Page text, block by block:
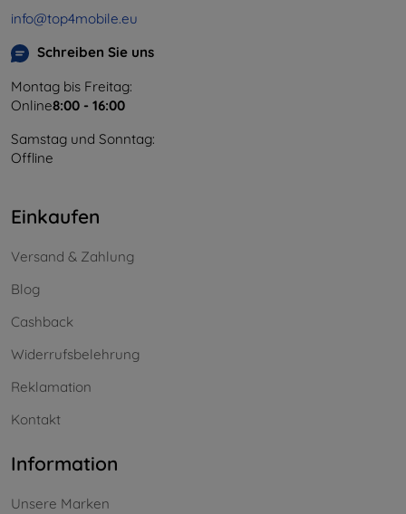
info@top4mobile.eu
Schreiben Sie uns
Montag bis Freitag:
Online8:00 - 16:00
Samstag und Sonntag:
Offline
Einkaufen
Versand & Zahlung
Blog
Cashback
Widerrufsbelehrung
Reklamation
Kontakt
Information
Unsere Marken